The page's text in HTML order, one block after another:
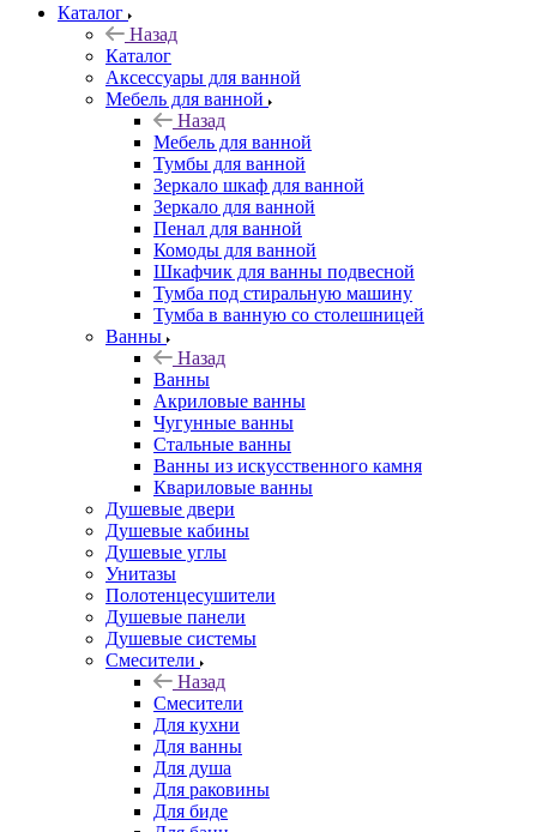
Каталог
Назад
Каталог
Аксессуары для ванной
Мебель для ванной
Назад
Мебель для ванной
Тумбы для ванной
Зеркало шкаф для ванной
Зеркало для ванной
Пенал для ванной
Комоды для ванной
Шкафчик для ванны подвесной
Тумба под стиральную машину
Тумба в ванную со столешницей
Ванны
Назад
Ванны
Акриловые ванны
Чугунные ванны
Стальные ванны
Ванны из искусственного камня
Квариловые ванны
Душевые двери
Душевые кабины
Душевые углы
Унитазы
Полотенцесушители
Душевые панели
Душевые системы
Смесители
Назад
Смесители
Для кухни
Для ванны
Для душа
Для раковины
Для биде